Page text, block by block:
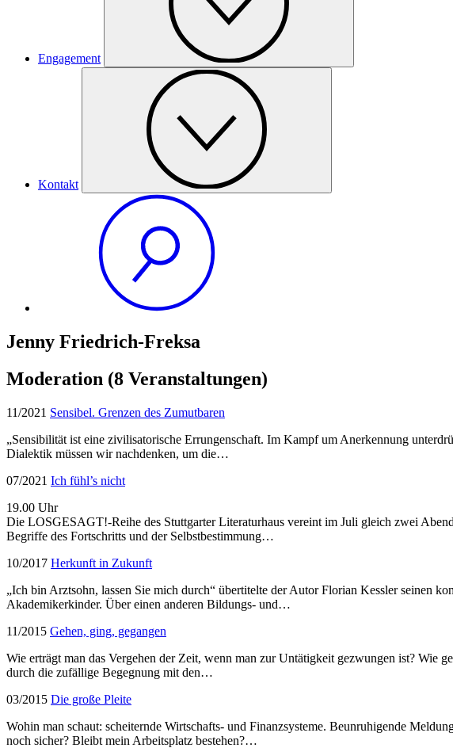
Engagement
Kontakt
Jenny Friedrich-Freksa
Moderation (8 Veranstaltungen)
11/2021 Sensibel. Grenzen des Zumutbaren
„Sensibilität ist eine zivilisatorische Errungenschaft. Im Kampf um Anerkennung
Dialektik müssen wir nachdenken, um die…
07/2021 Ich fühl’s nicht
19.00 Uhr
Die LOSGESAGT!-Reihe des Stuttgarter Literaturhaus vereint im Juli gleich zwei
Begriffe des Fortschritts und der Selbstbestimmung…
10/2017 Herkunft in Zukunft
„Ich bin Arztsohn, lassen Sie mich durch“ übertitelte der Autor Florian Kessler seinen
Akademikerkinder. Über einen anderen Bildungs- und…
11/2015 Gehen, ging, gegangen
Wie erträgt man das Vergehen der Zeit, wenn man zur Untätigkeit gezwungen ist? Wie
durch die zufällige Begegnung mit den…
03/2015 Die große Pleite
Wohin man schaut: scheiternde Wirtschafts- und Finanzsysteme. Beunruhigende
noch sicher? Bleibt mein Arbeitsplatz bestehen?…